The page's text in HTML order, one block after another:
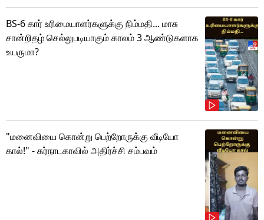
BS-6 கார் உரிமையாளர்களுக்கு நிம்மதி... மாசு
சான்றிதழ் செல்லுபடியாகும் காலம் 3 ஆண்டுகளாக
உயருமா?
"மனைவியை கொன்று பெற்றோருக்கு வீடியோ
கால்!" - கர்நாடகாவில் அதிர்ச்சி சம்பவம்